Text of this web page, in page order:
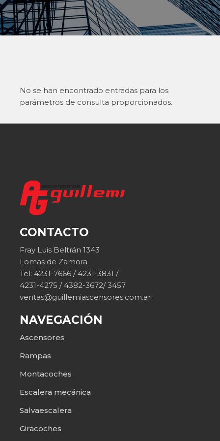
No se han encontrado entradas para los
parámetros de consulta proporcionados.
CONTACTO
Fray Luis Beltrán 1343
Lomas de Zamora
Tel: 4231-7666 / 4231-3831 /
4231-4275 / 4382-3672/ 3457
ventas@guillemiascensores.com.ar
NAVEGACIÓN
Ascensores
Rampas
Montacoches
Escalera mecánica
Salvaescalera
Giracoches